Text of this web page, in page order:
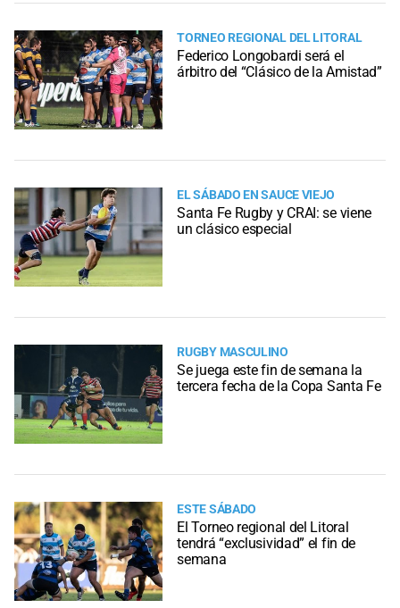
TORNEO REGIONAL DEL LITORAL
Federico Longobardi será el
árbitro del “Clásico de la Amistad”
EL SÁBADO EN SAUCE VIEJO
Santa Fe Rugby y CRAI: se viene
un clásico especial
RUGBY MASCULINO
Se juega este fin de semana la
tercera fecha de la Copa Santa Fe
ESTE SÁBADO
El Torneo regional del Litoral
tendrá “exclusividad” el fin de
semana